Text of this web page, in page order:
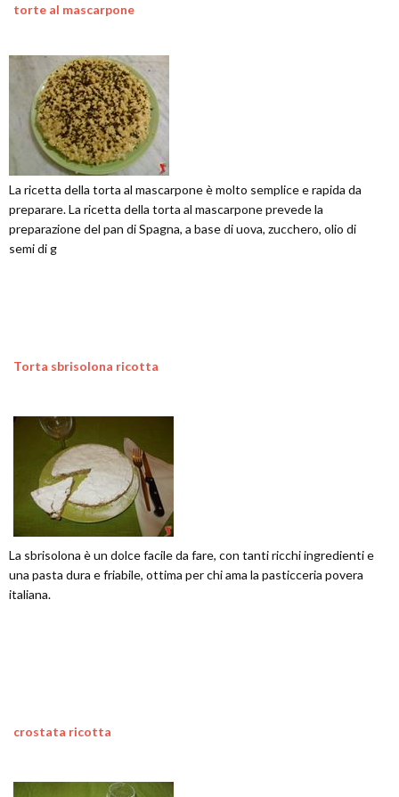
torte al mascarpone
La ricetta della torta al mascarpone è molto semplice e rapida da
preparare. La ricetta della torta al mascarpone prevede la
preparazione del pan di Spagna, a base di uova, zucchero, olio di
semi di g
Torta sbrisolona ricotta
La sbrisolona è un dolce facile da fare, con tanti ricchi ingredienti e
una pasta dura e friabile, ottima per chi ama la pasticceria povera
italiana.
crostata ricotta